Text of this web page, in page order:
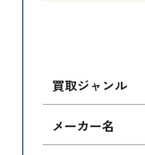
買取ジャンル
メーカー名